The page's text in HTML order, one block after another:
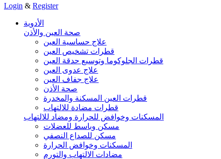
Login & Register
الأدوية
صحة العين والأذن
علاج حساسية العين
قطرات تشخيص العين
قطرات الجلوكوما وتوسيع حدقة العين
علاج عدوى العين
علاج جفاف العين
صحة الأذن
قطرات العين المسكنة والمخدرة
قطرات مضادة للالتهاب
المسكنات وخوافض للحرارة ومضاد للالتهاب
مسكن وباسط للعضلات
مسكن للصداع النصفي
المسكنات وخوافض الحرارة
مضادات الالتهاب والتورم